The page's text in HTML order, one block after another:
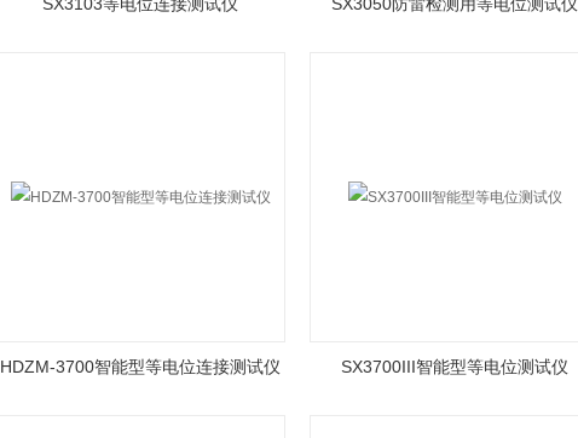
HDZM-3700智能型等电位连接测试仪 SX3700III智能型等电位测试仪